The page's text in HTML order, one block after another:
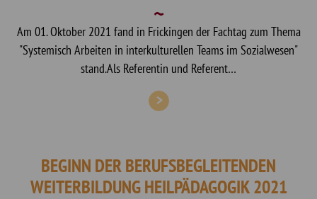
Am 01. Oktober 2021 fand in Frickingen der Fachtag zum Thema
"Systemisch Arbeiten in interkulturellen Teams im Sozialwesen"
stand.Als Referentin und Referent…
BEGINN DER BERUFSBEGLEITENDEN
WEITERBILDUNG HEILPÄDAGOGIK 2021